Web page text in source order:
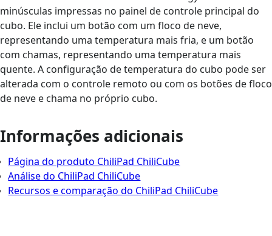
minúsculas impressas no painel de controle principal do
cubo. Ele inclui um botão com um floco de neve,
representando uma temperatura mais fria, e um botão
com chamas, representando uma temperatura mais
quente. A configuração de temperatura do cubo pode ser
alterada com o controle remoto ou com os botões de floco
de neve e chama no próprio cubo.
Informações adicionais
Página do produto ChiliPad ChiliCube
Análise do ChiliPad ChiliCube
Recursos e comparação do ChiliPad ChiliCube